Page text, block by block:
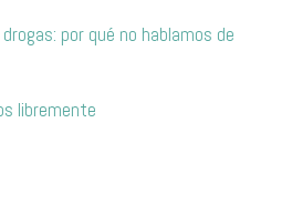
por qué no hablamos de
libremente